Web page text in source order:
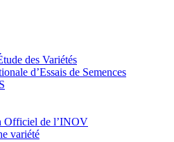
des Variétés
d’Essais de Semences
Officiel de l’INOV
variété